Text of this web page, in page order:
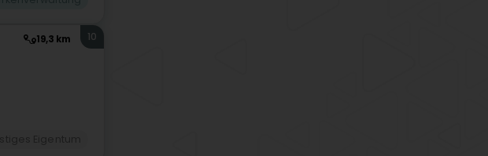
19,3 km 10